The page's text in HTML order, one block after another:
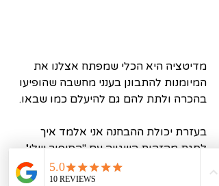
מדיטציה היא הכלי שמפתח אצלנו את
המיומנות להתבונן בענני מחשבה שהופיעו
בהכרה ולתת להם גם להיעלם כמו שבאו.
בעזרת יכולת ההבחנה אני אלמד איך
לסגת מהזהות השגויה עם ''הסיפור שלי'',
מ-''העצמי'' הזה שאני כל כך אוהב לטפח